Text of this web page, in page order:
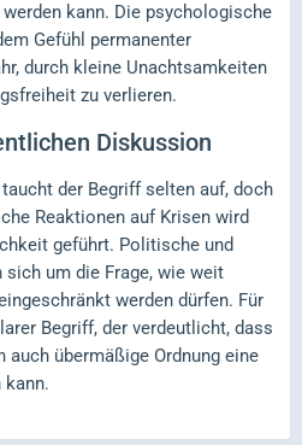
kann. Die psychologische
Gefühl permanenter
durch kleine Unachtsamkeiten
zu verlieren.
Diskussion
der Begriff selten auf, doch
Reaktionen auf Krisen wird
geführt. Politische und
um die Frage, wie weit
werden dürfen. Für
Begriff, der verdeutlicht, dass
auch übermäßige Ordnung eine
kann.